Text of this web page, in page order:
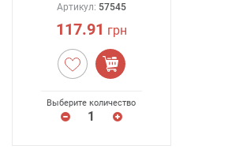
Артикул: 57545
117.91 грн
Выберите количество